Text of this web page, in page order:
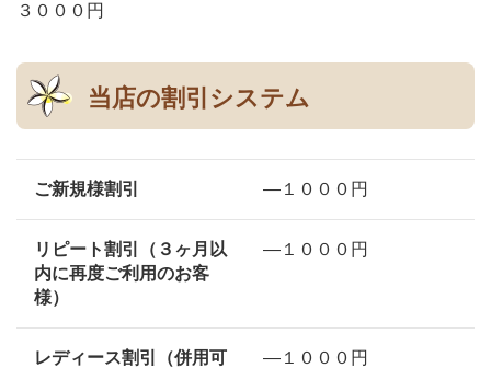
３０００円
当店の割引システム
ご新規様割引 ―１０００円
リピート割引（３ヶ月以
内に再度ご利用のお客
様）
―１０００円
レディース割引（併用可
―１０００円